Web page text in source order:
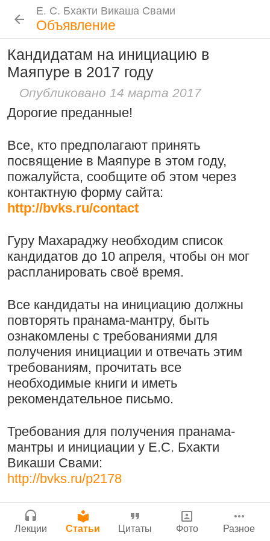
Е. С. Бхакти Викаша Свами
Лекции
Новые История Популярные
Рука в мешочке с чётками более
важна, чем шнур на плече
15:53
Индия
Резкие слова для Нараяны
46:40
Бог, наука и атеизм, часть 2: Хвала
слушателям!
9:25 |17 июля 2024
Атланта, Джорджия, США
Поклоняться Бхактивиноду Тхакуру,
исполняя его бхаджаны
2008|Бойсе, Айдахо, США
Радхарани — глава департамента
служений
1:05:35 7 сентября 2008|
Е. С. Бхакти Викаша Свами
Объявление
Кандидатам на инициацию в
Маяпуре в 2017 году
Опубликовано 14 марта 2017
Дорогие преданные!
Все, кто предполагают принять
посвящение в Маяпуре в этом году,
пожалуйста, сообщите об этом через
контактную форму сайта:
http://bvks.ru/contact
Гуру Махараджу необходим список
кандидатов до 10 апреля, чтобы он мог
распланировать своё время.
Все кандидаты на инициацию должны
повторять пранама-мантру, быть
ознакомлены с требованиями для
получения инициации и отвечать этим
требованиям, прочитать все
необходимые книги и иметь
рекомендательное письмо.
Требования для получения пранама-
мантры и инициации у Е.С. Бхакти
Викаши Свами:
http://bvks.ru/p2178
Е. С. Бхакти Викаша Свами
Цитаты Шрилы Прабхупады
Проповеднические принципы, данные
Шри Чайтаньей Махапрабху
6 августа 2026
Следовать по стопам ачарьев
4 августа 2026
Молитвы Санатаны Госвами к Господу
29 июля 2026
Нектар имени Кришны
24 июля 2026
Подрыватели доверия к себе
22 июля 2026
Е. С. Бхакти Викаша Свами
Фотоальбом
Шраванам-киртанам в Васильево 2026
Джанмаштами в Тбилиси 2025
Шрила Прабхупада
Биография|Книги
Лекции и беседы| Подношения
Бхакти Викаша Свами
Биография|Книги|График|
Скачать все лекции |
Подношения учеников
Инициация
Общие стандарты|
Требования Махараджа
Видеоканалы
YouTube|ВК Видео
Ссылки
Контакты
Войти|Регистрация|История версий
Инструкция
Лекции Статьи Цитаты Фото Разное